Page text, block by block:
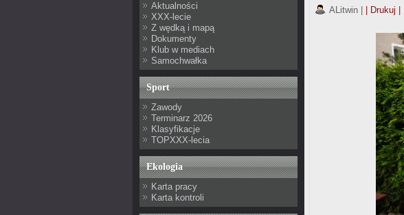
Aktualności
XXX-lecie
Z wędką i mapą
Dokumenty
Klub w mediach
Samochwałka
Sport
Zawody
Terminarz 2026
Klasyfikacje
TOPXXX-lecia
Ekologia
Karta pracy
Karta kontroli
ALitwin| | Drukuj |